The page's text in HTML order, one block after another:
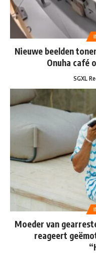
Nieuwe beelden
Onuha café
SGXL
Moeder van
reageert